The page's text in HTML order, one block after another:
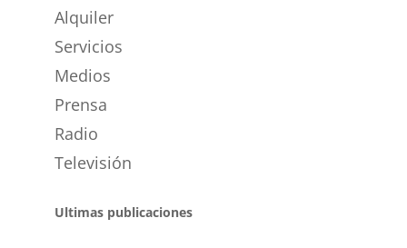
Alquiler
Servicios
Medios
Prensa
Radio
Televisión
Ultimas publicaciones